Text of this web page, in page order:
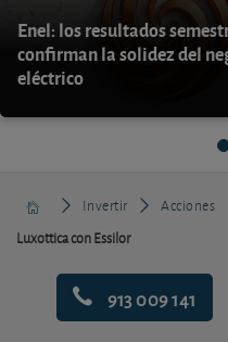
Enel: los resultados
confirman la solidez del
eléctrico
Invertir Acciones
Luxottica con Essilor
913 009 141